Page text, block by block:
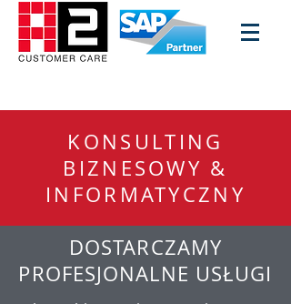
KONSULTING
BIZNESOWY &
INFORMATYCZNY
DOSTARCZAMY
PROFESJONALNE USŁUGI